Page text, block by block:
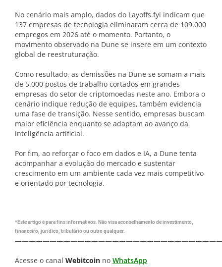
No cenário mais amplo, dados do Layoffs.fyi indicam que
137 empresas de tecnologia eliminaram cerca de 109.000
empregos em 2026 até o momento. Portanto, o
movimento observado na Dune se insere em um contexto
global de reestruturação.
Como resultado, as demissões na Dune se somam a mais
de 5.000 postos de trabalho cortados em grandes
empresas do setor de criptomoedas neste ano. Embora o
cenário indique redução de equipes, também evidencia
uma fase de transição. Nesse sentido, empresas buscam
maior eficiência enquanto se adaptam ao avanço da
inteligência artificial.
Por fim, ao reforçar o foco em dados e IA, a Dune tenta
acompanhar a evolução do mercado e sustentar
crescimento em um ambiente cada vez mais competitivo
e orientado por tecnologia.
*Este artigo é para fins informativos. Não visa aconselhamento de investimento,
financeiro, jurídico, tributário ou outro qualquer.
Acesse o canal Webitcoin no WhatsApp